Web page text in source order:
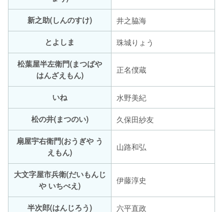
新之助(しんのすけ)
井之脇海
とよしま
珠城りょう
松葉屋半左衛門(まつばや
はんざえもん)
正名僕蔵
いね
水野美紀
松の井(まつのい)
久保田紗友
扇屋宇右衛門(おうぎや う
えもん)
山路和弘
大文字屋市兵衛(だいもんじ
や いちべえ)
伊藤淳史
半次郎(はんじろう) 六平直政